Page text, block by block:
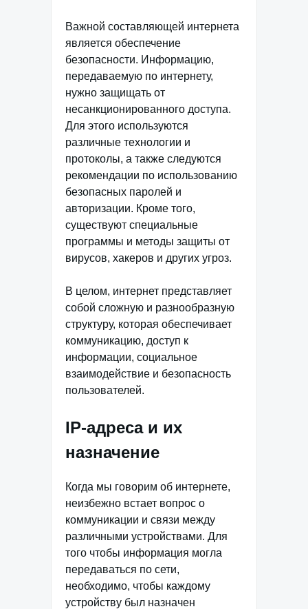
Важной составляющей интернета
является обеспечение
безопасности. Информацию,
передаваемую по интернету,
нужно защищать от
несанкционированного доступа.
Для этого используются
различные технологии и
протоколы, а также следуются
рекомендации по использованию
безопасных паролей и
авторизации. Кроме того,
существуют специальные
программы и методы защиты от
вирусов, хакеров и других угроз.
В целом, интернет представляет
собой сложную и разнообразную
структуру, которая обеспечивает
коммуникацию, доступ к
информации, социальное
взаимодействие и безопасность
пользователей.
IP-адреса и их
назначение
Когда мы говорим об интернете,
неизбежно встает вопрос о
коммуникации и связи между
различными устройствами. Для
того чтобы информация могла
передаваться по сети,
необходимо, чтобы каждому
устройству был назначен